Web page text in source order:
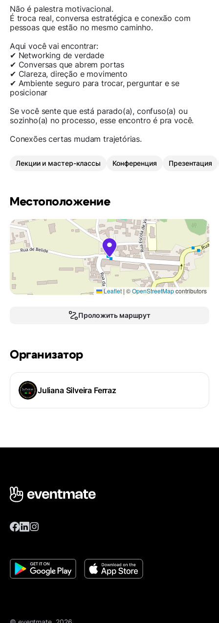
Não é palestra motivacional.
É troca real, conversa estratégica e conexão com
pessoas que estão no mesmo caminho.
Aqui você vai encontrar:
✔ Networking de verdade
✔ Conversas que abrem portas
✔ Clareza, direção e movimento
✔ Ambiente seguro para trocar, perguntar e se
posicionar
Se você sente que está parado(a), confuso(a) ou
sozinho(a) no processo, esse encontro é pra você.
Conexões certas mudam trajetórias.
Лекции и мастер-классы Конференция Презентация
Местоположение
Leaflet | ©OpenStreetMapcontributors
Проложить маршрут
Организатор
Juliana Silveira Ferraz